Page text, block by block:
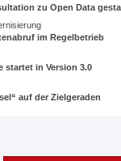
zu Open Data
im Regelbetrieb
startet in Version 3.0
auf der Zielgeraden